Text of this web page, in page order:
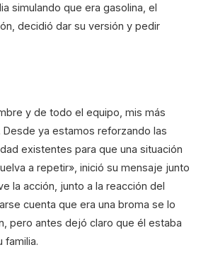
simulando que era gasolina, el
decidió dar su versión y pedir
y de todo el equipo, mis más
Desde ya estamos reforzando las
existentes para que una situación
a repetir», inició su mensaje junto
la acción, junto a la reacción del
cuenta que era una broma se lo
pero antes dejó claro que él estaba
familia.